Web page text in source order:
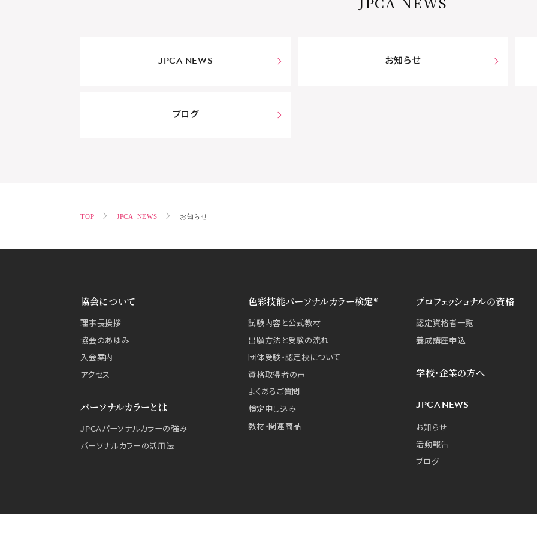
JPCA NEWS お知らせ
ブログ
TOP JPCA NEWS お知らせ
協会について
理事長挨拶
協会のあゆみ
入会案内
アクセス
パーソナルカラーとは
JPCAパーソナルカラーの強み
パーソナルカラーの活用法
色彩技能パーソナルカラー検定®
試験内容と公式教材
出願方法と受験の流れ
団体受験・認定校について
資格取得者の声
よくあるご質問
検定申し込み
教材・関連商品
プロフェッショナルの資格
認定資格者一覧
養成講座申込
学校・企業の方へ
JPCA NEWS
お知らせ
活動報告
ブログ